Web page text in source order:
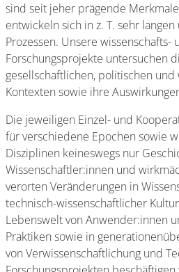
sind seit jeher prägende
entwickeln sich in z. T. sehr
Prozessen. Unsere
Forschungsprojekte untersuchen
gesellschaftlichen, politischen
Kontexten sowie ihre
Die jeweiligen Einzel- und
für verschiedene Epochen sowie
Disziplinen keineswegs nur
Wissenschaftler:innen und
verorten Veränderungen in
technisch-wissenschaftlicher
Lebenswelt von Anwender:innen
Praktiken sowie in
von Verwissenschaftlichung und